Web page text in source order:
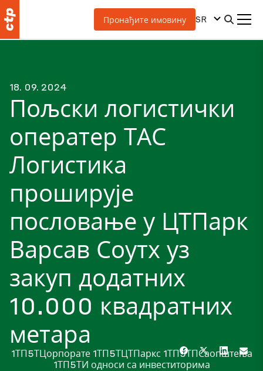
Пронађите имовину SR
18. 09. 2024
Пољски логистички
оператер ТАС
Логистика
проширује
пословање у ЦТПарк
Варсав Соутх уз
закуп додатних
10.000 квадратних
метара
1ТП5ТЦорпорате 1ТП5ТЦТПаркс 1ТП5ТПСаопштења
1ТП5ТИ односи са инвеститорима